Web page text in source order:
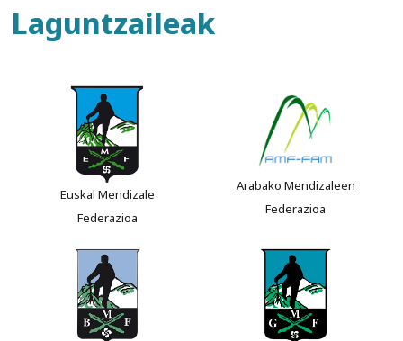
Laguntzaileak
Euskal Mendizale
Federazioa
Arabako Mendizaleen
Federazioa